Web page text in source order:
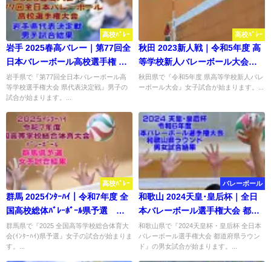
高校ﾊﾞﾚｰ
岩手 2025春高バレー｜第77回全
日本バレーボール高校選手権 代
表決定戦 男子結果
岩手県で『第77回全日本バレーボール高
等学校選手権大会 県代表決定戦』男子の
試合が始まります。...
高校ﾊﾞﾚｰ
秋田 2023新人戦｜令和5年度 高
等学校新人バレーボール大会
女子試合結果
秋田県で『令和5年度 県高等学校新人バレ
ーボール大会』女子試合が始まります。...
高校ﾊﾞﾚｰ
群馬 2025ｲﾝﾀｰﾊｲ｜令和7年度 全
国高校総体ﾊﾞﾚｰﾎﾞｰﾙ県予選 女
子結果
群馬県で『2025 全国高等学校総合体育大
会(ｲﾝﾀｰﾊｲ)県予選』女子の試合が始まりま
す。...
バレーボール
和歌山 2024天皇･皇后杯｜全日
本バレーボール選手権大会 都道
府県ラウンド 試合結果
和歌山県で『2024天皇杯・皇后杯 全日本
バレーボール選手権大会 都道府県ラウン
ド』の男女試合が始まります。...